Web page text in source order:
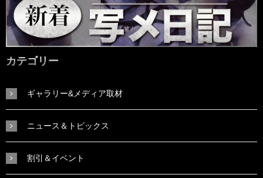
カテゴリー
ギャラリー&メディア取材
ニュース＆トピックス
割引＆イベント